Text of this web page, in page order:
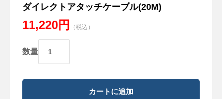
ダイレクトアタッチケーブル(20M)
11,220円 （税込）
数量